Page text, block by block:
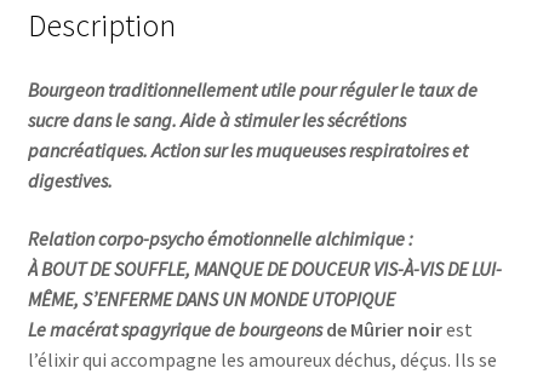
Description
Bourgeon traditionnellement utilepour réguler le taux de
sucre dans le sang. Aide à stimuler les sécrétions
pancréatiques. Action sur les muqueuses respiratoires et
digestives.
Relation corpo-psycho émotionnelle alchimique :
À BOUT DE SOUFFLE, MANQUE DE DOUCEUR VIS-À-VIS DE LUI-
MÊME, S’ENFERME DANS UN MONDE UTOPIQUE
Le macérat spagyrique de bourgeonsde Mûrier noirest
l’élixir qui accompagne les amoureux déchus, déçus. Ils se